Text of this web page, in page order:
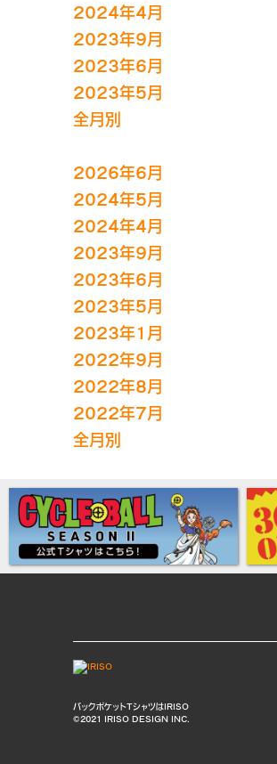
2024年4月
2023年9月
2023年6月
2023年5月
全月別
2026年6月
2024年5月
2024年4月
2023年9月
2023年6月
2023年5月
2023年1月
2022年9月
2022年8月
2022年7月
全月別
バックポケットTシャツはIRISO
©2021 IRISO DESIGN INC.